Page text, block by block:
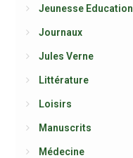
Jeunesse Education
Journaux
Jules Verne
Littérature
Loisirs
Manuscrits
Médecine